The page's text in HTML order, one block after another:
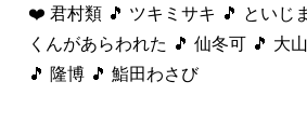
❤️ 君村類 🎵 ツキミサキ 🎵 といじま
くんがあらわれた 🎵 仙冬可 🎵 大
🎵 隆博 🎵 鮨田わさび